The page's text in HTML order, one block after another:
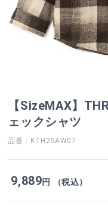
【SizeMAX】
ェックシャツ
品番：KTH25AW07
9,889円 （税込）